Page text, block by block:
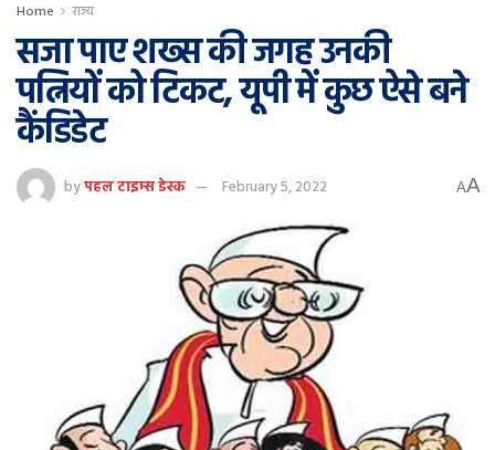
Home राज्य
सजा पाए शख्स की जगह उनकी
पत्नियों को टिकट, यूपी में कुछ ऐसे बने
कैंडिडेट
byपहल टाइम्स डेस्क February 5, 2022 AA